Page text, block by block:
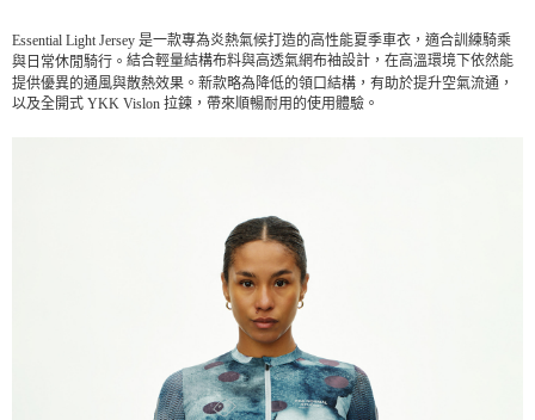
Essential Light Jersey 是一款專為炎熱氣候打造的高性能夏季車衣，適合訓練騎乘
與日常休閒騎行。 結合輕量結構布料與高透氣網布袖設計，在高溫環境下依然能
提供優異的通風與散熱效果。新款略為降低的領口結構，有助於提升空氣流通，
以及全開式 YKK Vislon 拉鍊，帶來順暢耐用的使用體驗。